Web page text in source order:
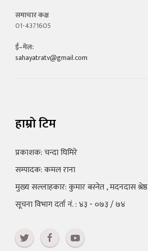
समाचार कक्ष
01-4371605
ई–मेल:
sahayatratv@gmail.com
हाम्रो टिम
प्रकाशक: चन्दा घिमिरे
सम्पादक: कमल राना
मुख्य सल्लाहकार: कुमार बस्नेत , मदनदास श्रेष्ठ
सूचना विभाग दर्ता नं. : ४३ - ०७३ / ७४